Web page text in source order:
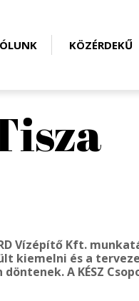
KÖZÉRDEKŰ
Vízépítő Kft.
kiemelni és a
A KÉSZ